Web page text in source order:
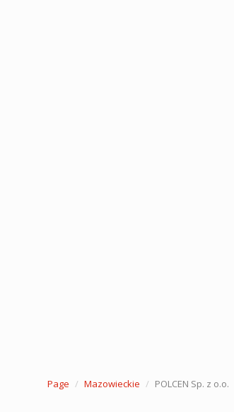
Page Mazowieckie POLCEN Sp. z o.o.